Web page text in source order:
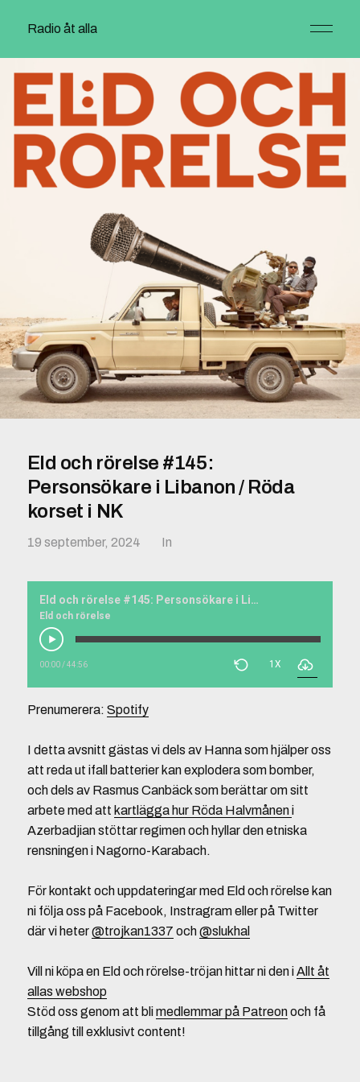
Radio åt alla
Eld och rörelse #145:
Personsökare i Libanon / Röda
korset i NK
19 september, 2024 In
Eld och rörelse #145: Personsökare i Libanon / Röda korset i NK
Eld och rörelse
00:00/44:56 1X
Prenumerera: Spotify
I detta avsnitt gästas vi dels av Hanna som hjälper oss
att reda ut ifall batterier kan explodera som bomber,
och dels av Rasmus Canbäck som berättar om sitt
arbete med att kartlägga hur Röda Halvmåneni
Azerbadjian stöttar regimen och hyllar den etniska
rensningen i Nagorno-Karabach.
För kontakt och uppdateringar med Eld och rörelse kan
ni följa oss på Facebook, Instragram eller på Twitter
där vi heter@trojkan1337 och@slukhal
Vill ni köpa en Eld och rörelse-tröjan hittar ni den iAllt åt
allas webshop
Stöd oss genom att blimedlemmar på Patreonoch få
tillgång till exklusivt content!